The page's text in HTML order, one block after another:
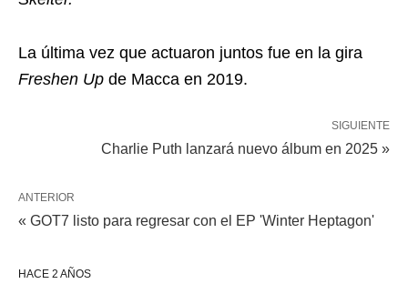
La última vez que actuaron juntos fue en la gira
Freshen Up de Macca en 2019.
SIGUIENTE
Charlie Puth lanzará nuevo álbum en 2025 »
ANTERIOR
« GOT7 listo para regresar con el EP 'Winter Heptagon'
HACE 2 AÑOS